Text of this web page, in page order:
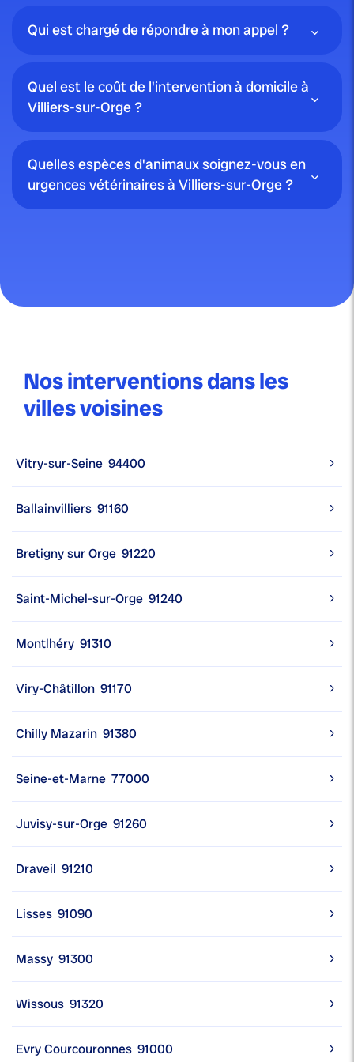
Qui est chargé de répondre à mon appel ?
Quel est le coût de l'intervention à domicile à
Villiers-sur-Orge ?
Quelles espèces d'animaux soignez-vous en
urgences vétérinaires à Villiers-sur-Orge ?
Nos interventions dans les
villes voisines
Vitry-sur-Seine 94400
Ballainvilliers 91160
Bretigny sur Orge 91220
Saint-Michel-sur-Orge 91240
Montlhéry 91310
Viry-Châtillon 91170
Chilly Mazarin 91380
Seine-et-Marne 77000
Juvisy-sur-Orge 91260
Draveil 91210
Lisses 91090
Massy 91300
Wissous 91320
Evry Courcouronnes 91000